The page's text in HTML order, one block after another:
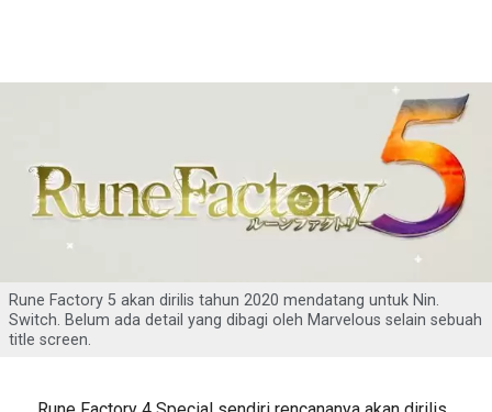
Rune Factory 5 akan dirilis tahun 2020 mendatang untuk Nin.
Switch. Belum ada detail yang dibagi oleh Marvelous selain sebuah
title screen.